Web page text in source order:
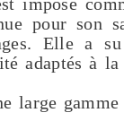
pour son
Elle a
adaptés à
large